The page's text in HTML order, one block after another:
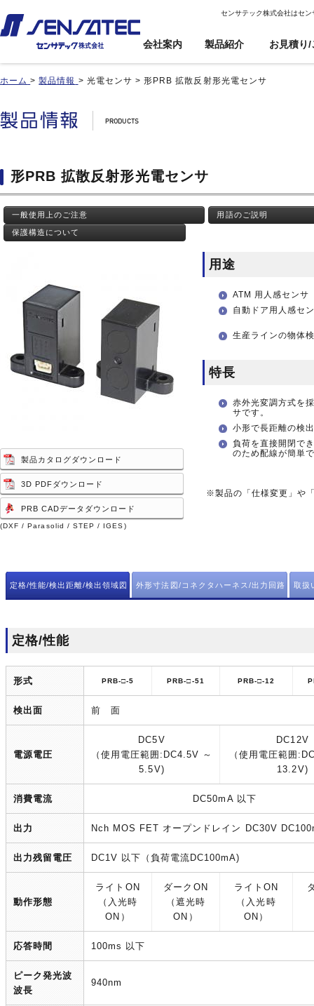
センサテック株式会社はセ
会社案内 製品紹介 お見積り/
品番インデックス
用途事例
近接センサ
差動容量型近接センサ
磁気センサ
サ
光電センサ
赤外線温度センサ
文
利用規約
近接センサ
差動容量型近接センサ
磁気センサ
サ
光電センサ
赤外線温度センサ
ップ
基板実装のご紹介
ホーム >製品情報 > 光電センサ >形PRB 拡散反射形光電センサ
形PRB 拡散反射形光電センサ
一般使用上のご注意 用語のご説明
保護構造について
製品カタログダウンロード
3D PDFダウンロード
PRB CADデータダウンロード
(DXF / Parasolid / STEP / IGES)
用途
ATM 用人感センサ
自動ドア用人感セ
生産ラインの物体
特長
赤外光変調方式を
サです。
小形で長距離の検
負荷を直接開閉で
のため配線が簡単
※製品の「仕様変更」や
定格/性能/検出距離/検出領域図 外形寸法図/コネクタハーネス/出力回路 取扱
定格/性能
形式 PRB-□-5 PRB-□-51 PRB-□-12
検出面 前 面
電源電圧
DC5V
（使用電圧範囲:DC4.5V ～
5.5V)
DC12V
（使用電圧範囲
13.2V)
消費電流 DC50mA 以下
出力 Nch MOS FET オープンドレイン DC30V
出力残留電圧 DC1V 以下（負荷電流DC100mA)
動作形態
ライトON
（入光時
ON）
ダークON
（遮光時
ON）
ライトON
（入光時
ON）
応答時間 100ms 以下
ピーク発光波
波長
940nm